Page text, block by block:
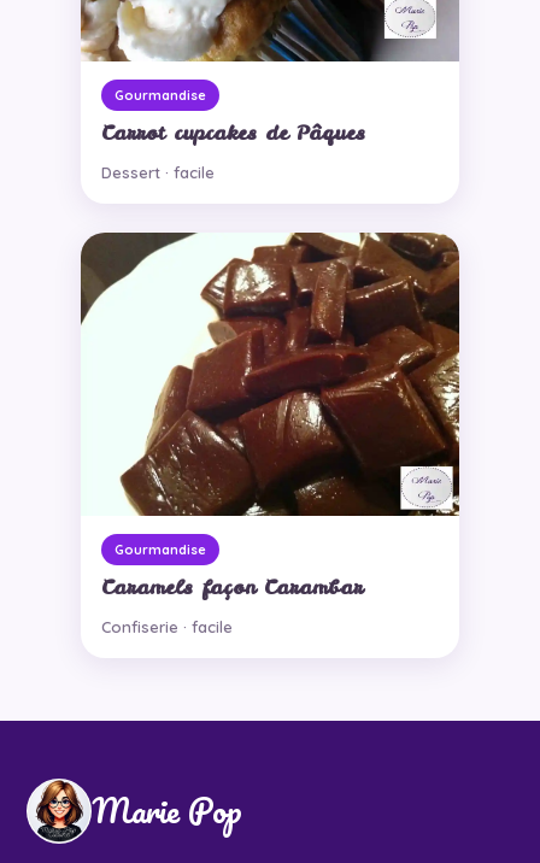
Gourmandise
Carrot cupcakes de Pâques
Dessert · facile
Gourmandise
Caramels façon Carambar
Confiserie · facile
Marie Pop